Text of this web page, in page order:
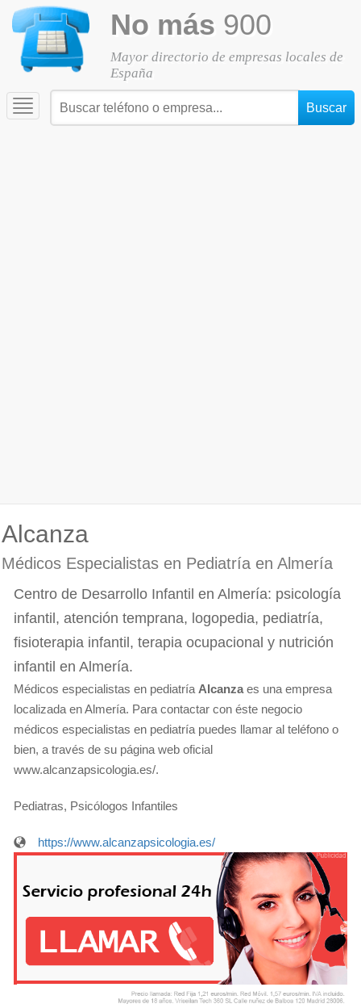
No más 900
Mayor directorio de empresas locales de
España
Toggle
navigation
Alcanza
Médicos Especialistas en Pediatría en Almería
Centro de Desarrollo Infantil en Almería: psicología
infantil, atención temprana, logopedia, pediatría,
fisioterapia infantil, terapia ocupacional y nutrición
infantil en Almería.
Médicos especialistas en pediatría Alcanza es una empresa
localizada en Almería. Para contactar con éste negocio
médicos especialistas en pediatría puedes llamar al teléfono o
bien, a través de su página web oficial
www.alcanzapsicologia.es/.
Pediatras, Psicólogos Infantiles
https://www.alcanzapsicologia.es/